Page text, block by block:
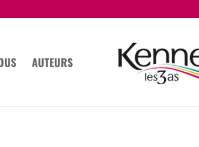
AUTEURS